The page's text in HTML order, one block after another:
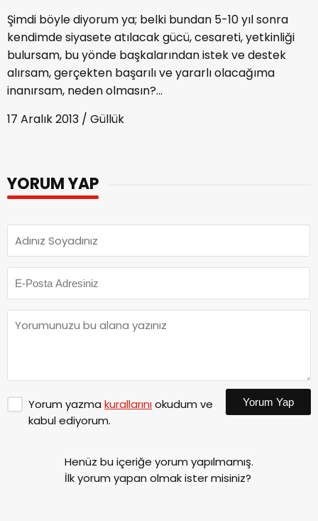
Şimdi böyle diyorum ya; belki bundan 5-10 yıl sonra
kendimde siyasete atılacak gücü, cesareti, yetkinliği
bulursam, bu yönde başkalarından istek ve destek
alırsam, gerçekten başarılı ve yararlı olacağıma
inanırsam, neden olmasın?...
17 Aralık 2013 / Güllük
YORUM YAP
Yorum yazma kurallarınıokudum ve
kabul ediyorum.
Yorum Yap
Henüz bu içeriğe yorum yapılmamış.
İlk yorum yapan olmak ister misiniz?